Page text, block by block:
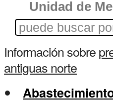
Unidad de
Información sobre
antiguas norte